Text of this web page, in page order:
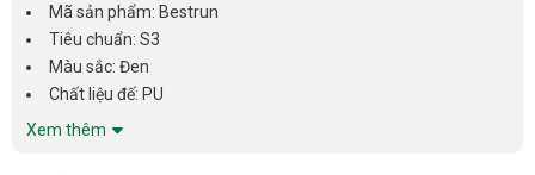
Mã sản phẩm: Bestrun
Tiêu chuẩn: S3
Màu sắc: Đen
Chất liệu đế: PU
Xem thêm